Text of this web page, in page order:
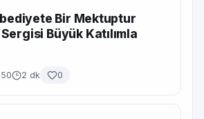
Bir Mektuptur
Büyük Katılımla
2 dk 0